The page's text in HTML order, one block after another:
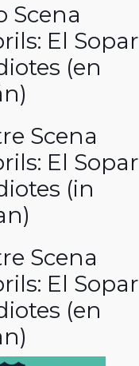
Scena
El Sopar
(en
Scena
El Sopar
(in
Scena
El Sopar
(en